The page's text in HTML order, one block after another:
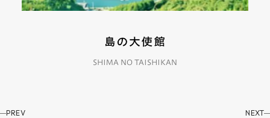
SHIMA NO TAISHIKAN
PREV NEXT